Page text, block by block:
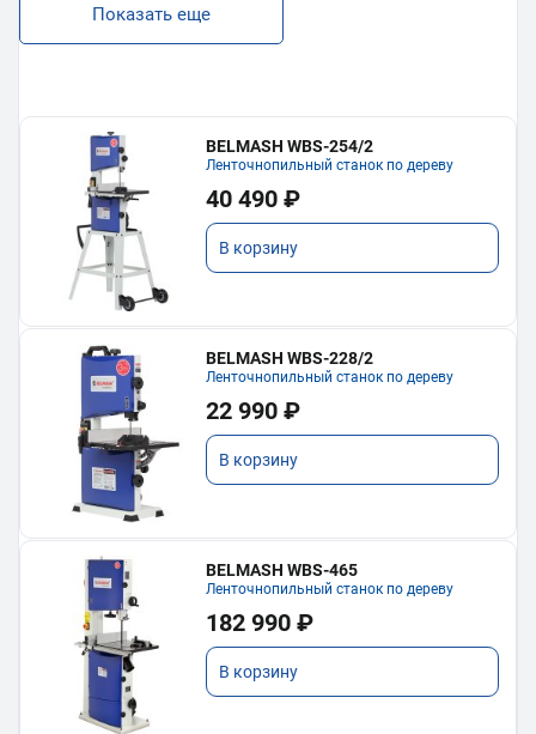
Показать еще
BELMASH WBS-254/2
Ленточнопильный станок по дереву
40 490 ₽
В корзину
BELMASH WBS-228/2
Ленточнопильный станок по дереву
22 990 ₽
В корзину
BELMASH WBS-465
Ленточнопильный станок по дереву
182 990 ₽
В корзину